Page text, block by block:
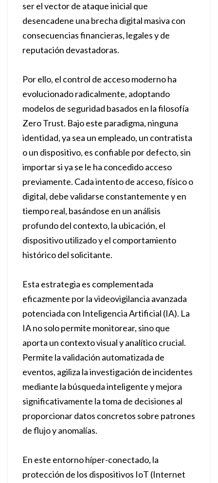
ser el vector de ataque inicial que
desencadene una brecha digital masiva con
consecuencias financieras, legales y de
reputación devastadoras.
Por ello, el control de acceso moderno ha
evolucionado radicalmente, adoptando
modelos de seguridad basados en la filosofía
Zero Trust. Bajo este paradigma, ninguna
identidad, ya sea un empleado, un contratista
o un dispositivo, es confiable por defecto, sin
importar si ya se le ha concedido acceso
previamente. Cada intento de acceso, físico o
digital, debe validarse constantemente y en
tiempo real, basándose en un análisis
profundo del contexto, la ubicación, el
dispositivo utilizado y el comportamiento
histórico del solicitante.
Esta estrategia es complementada
eficazmente por la videovigilancia avanzada
potenciada con Inteligencia Artificial (IA). La
IA no solo permite monitorear, sino que
aporta un contexto visual y analítico crucial.
Permite la validación automatizada de
eventos, agiliza la investigación de incidentes
mediante la búsqueda inteligente y mejora
significativamente la toma de decisiones al
proporcionar datos concretos sobre patrones
de flujo y anomalías.
En este entorno híper-conectado, la
protección de los dispositivos IoT (Internet